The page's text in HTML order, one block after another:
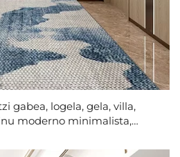
gabea, logela, gela, villa,
moderno minimalista,